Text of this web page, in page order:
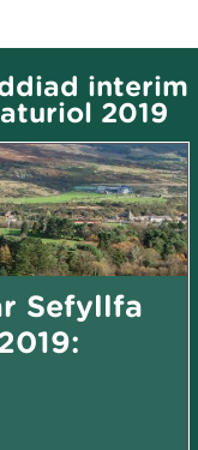
interim
2019
Sefyllfa